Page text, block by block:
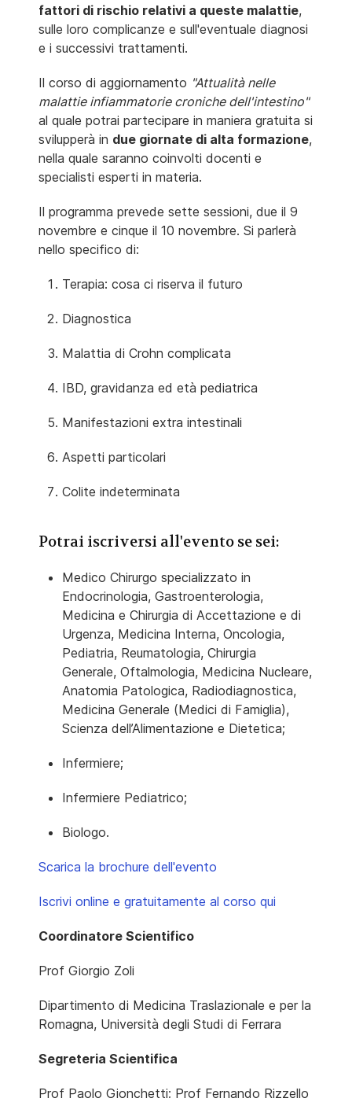
fattori di rischio relativi a queste malattie,
sulle loro complicanze e sull'eventuale diagnosi
e i successivi trattamenti.
Il corso di aggiornamento "Attualità nelle
malattie infiammatorie croniche dell'intestino"
al quale potrai partecipare in maniera gratuita si
svilupperà in due giornate di alta formazione,
nella quale saranno coinvolti docenti e
specialisti esperti in materia.
Il programma prevede sette sessioni, due il 9
novembre e cinque il 10 novembre. Si parlerà
nello specifico di:
Terapia: cosa ci riserva il futuro
Diagnostica
Malattia di Crohn complicata
IBD, gravidanza ed età pediatrica
Manifestazioni extra intestinali
Aspetti particolari
Colite indeterminata
Potrai iscriversi all'evento se sei:
Medico Chirurgo specializzato in
Endocrinologia, Gastroenterologia,
Medicina e Chirurgia di Accettazione e di
Urgenza, Medicina Interna, Oncologia,
Pediatria, Reumatologia, Chirurgia
Generale, Oftalmologia, Medicina Nucleare,
Anatomia Patologica, Radiodiagnostica,
Medicina Generale (Medici di Famiglia),
Scienza dell’Alimentazione e Dietetica;
Infermiere;
Infermiere Pediatrico;
Biologo.
Scarica la brochure dell'evento
Iscrivi online e gratuitamente al corso qui
Coordinatore Scientifico
Prof Giorgio Zoli
Dipartimento di Medicina Traslazionale e per la
Romagna, Università degli Studi di Ferrara
Segreteria Scientifica
Prof Paolo Gionchetti; Prof Fernando Rizzello